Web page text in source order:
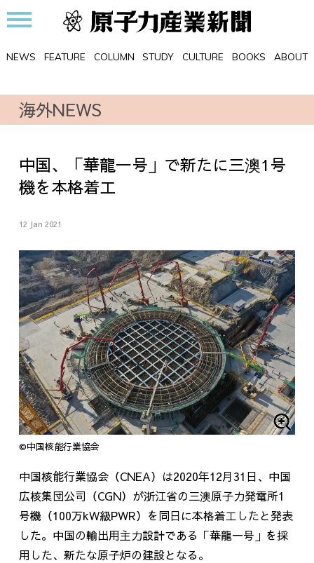
NEWS FEATURE COLUMN STUDY CULTURE BOOKS ABOUT
海外NEWS
中国、「華龍一号」で新たに三澳1号
機を本格着工
12 Jan 2021
©中国核能行業協会
中国核能行業協会（CNEA）は2020年12月31日、中国
広核集団公司（CGN）が浙江省の三澳原子力発電所1
号機（100万kW級PWR）を同日に本格着工したと発表
した。中国の輸出用主力設計である「華龍一号」を採
用した、新たな原子炉の建設となる。